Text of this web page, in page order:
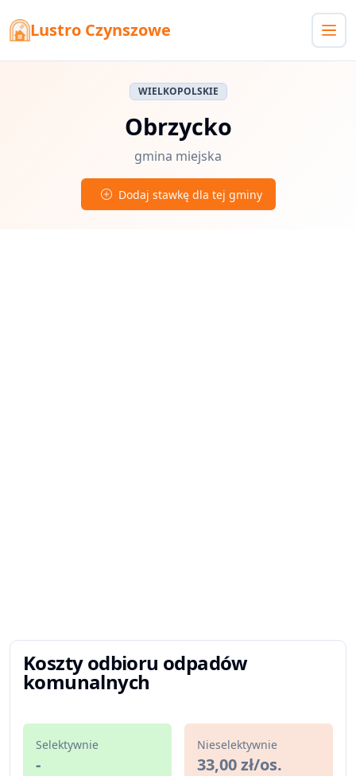
Lustro Czynszowe
WIELKOPOLSKIE
Obrzycko
gmina miejska
Dodaj stawkę dla tej gminy
Koszty odbioru odpadów
komunalnych
Selektywnie
-
Nieselektywnie
33,00 zł/os.